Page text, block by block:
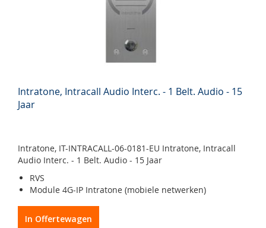
Intratone, Intracall Audio Interc. - 1 Belt. Audio - 15
Jaar
Intratone, IT-INTRACALL-06-0181-EU Intratone, Intracall
Audio Interc. - 1 Belt. Audio - 15 Jaar
RVS
Module 4G-IP Intratone (mobiele netwerken)
In Offertewagen